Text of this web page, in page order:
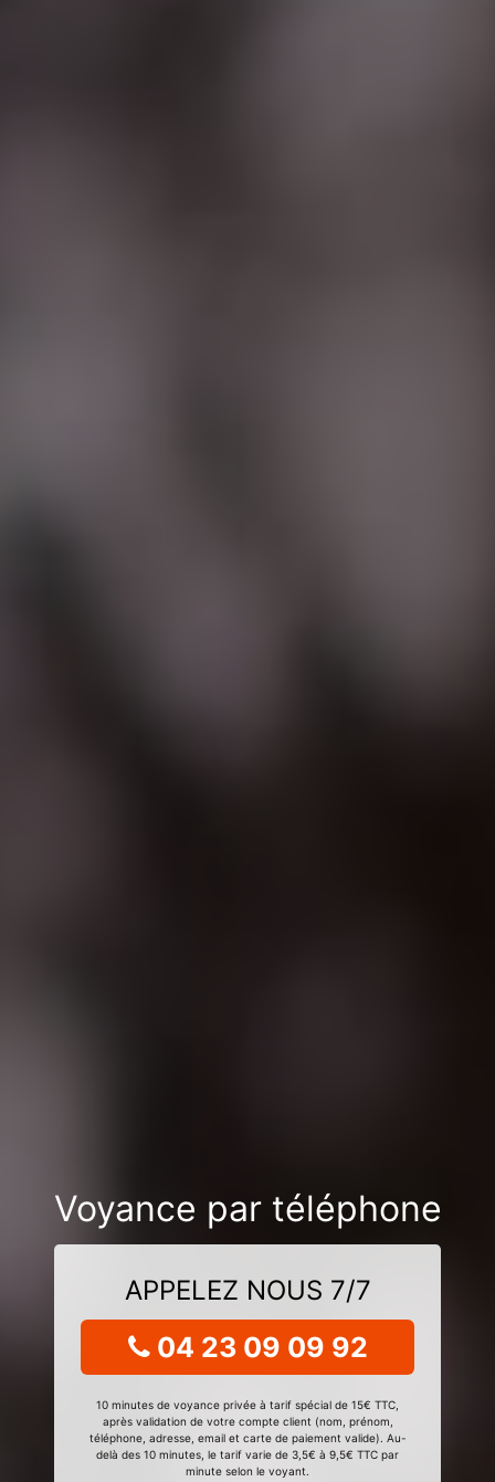
Voyance par téléphone
APPELEZ NOUS 7/7
04 23 09 09 92
10 minutes de voyance privée à tarif spécial de 15€ TTC,
après validation de votre compte client (nom, prénom,
téléphone, adresse, email et carte de paiement valide). Au-
delà des 10 minutes, le tarif varie de 3,5€ à 9,5€ TTC par
minute selon le voyant.